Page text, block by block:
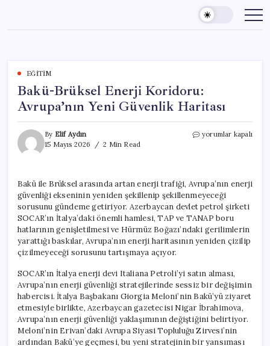
content
EĞITIM
Bakü-Brüksel Enerji Koridoru:
Avrupa’nın Yeni Güvenlik Haritası
By Elif Aydın
15 Mayıs 2026
2 Min Read
Bakü-
Yeni
Güvenlik
Haritası
için
yorumlar kapalı
Bakü ile Brüksel arasında artan enerji trafiği, Avrupa’nın enerji
güvenliği ekseninin yeniden şekillenip şekillenmeyeceği
sorusunu gündeme getiriyor. Azerbaycan devlet petrol şirketi
SOCAR’ın İtalya’daki önemli hamlesi, TAP ve TANAP boru
hatlarının genişletilmesi ve Hürmüz Boğazı’ndaki gerilimlerin
yarattığı baskılar, Avrupa’nın enerji haritasının yeniden çizilip
çizilmeyeceği sorusunu tartışmaya açıyor.
SOCAR’ın İtalya enerji devi Italiana Petroli’yi satın alması,
Avrupa’nın enerji güvenliği stratejilerinde sessiz bir değişimin
habercisi. İtalya Başbakanı Giorgia Meloni’nin Bakü’yü ziyaret
etmesiyle birlikte, Azerbaycan gazetecisi Nigar İbrahimova,
Avrupa’nın enerji güvenliği yaklaşımının değiştiğini belirtiyor.
Meloni’nin Erivan’daki Avrupa Siyasi Topluluğu Zirvesi’nin
ardından Bakü’ye geçmesi, bu yeni stratejinin bir yansıması